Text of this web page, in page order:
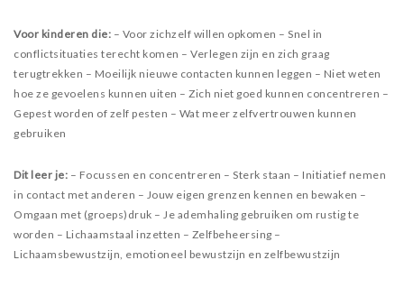
Voor kinderen die: – Voor zichzelf willen opkomen – Snel in
conflictsituaties terecht komen – Verlegen zijn en zich graag
terugtrekken – Moeilijk nieuwe contacten kunnen leggen – Niet weten
hoe ze gevoelens kunnen uiten – Zich niet goed kunnen concentreren –
Gepest worden of zelf pesten – Wat meer zelfvertrouwen kunnen
gebruiken
Dit leer je: – Focussen en concentreren – Sterk staan – Initiatief nemen
in contact met anderen – Jouw eigen grenzen kennen en bewaken –
Omgaan met (groeps)druk – Je ademhaling gebruiken om rustig te
worden – Lichaamstaal inzetten – Zelfbeheersing –
Lichaamsbewustzijn, emotioneel bewustzijn en zelfbewustzijn